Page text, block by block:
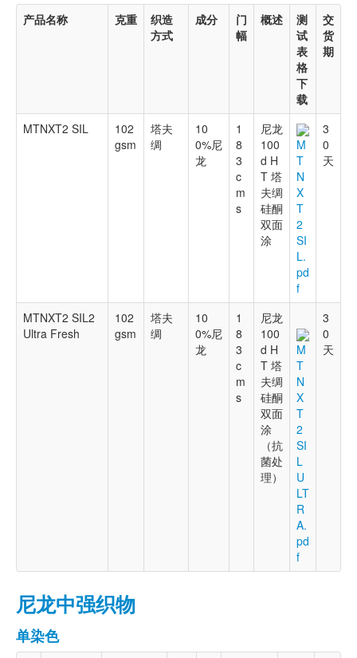
产品名称 克重
织造
方式
成分
门
幅
概述
测
试
表
格
下
载
交
货
期
MTNXT2 SIL
102
gsm
塔夫
绸
10
0%尼
龙
1
8
3
c
m
s
尼龙
100
d H
T 塔
夫绸
硅酮
双面
涂
M
T
N
X
T
2
SI
L.
pd
f
3
0
天
MTNXT2 SIL2
Ultra Fresh
102
gsm
塔夫
绸
10
0%尼
龙
1
8
3
c
m
s
尼龙
100
d H
T 塔
夫绸
硅酮
双面
涂
（抗
菌处
理）
M
T
N
X
T
2
SI
L
U
LT
R
A.
pd
f
3
0
天
尼龙中强织物
单染色